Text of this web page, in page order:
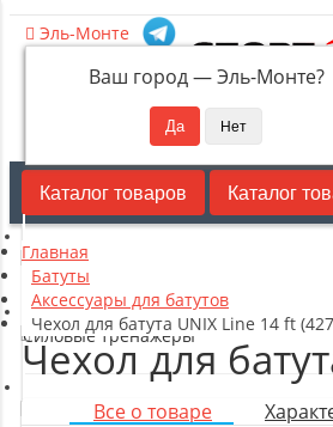
Эль-Монте
Ваш город —Эль-Монте?
Каталог товаров Каталог
Кардиотренажеры
Силовые тренажеры
Свободные веса
Главная
Батуты
Аксессуары для батутов
Чехол для батута UNIX Line 14 ft
Чехол для
Все о товаре